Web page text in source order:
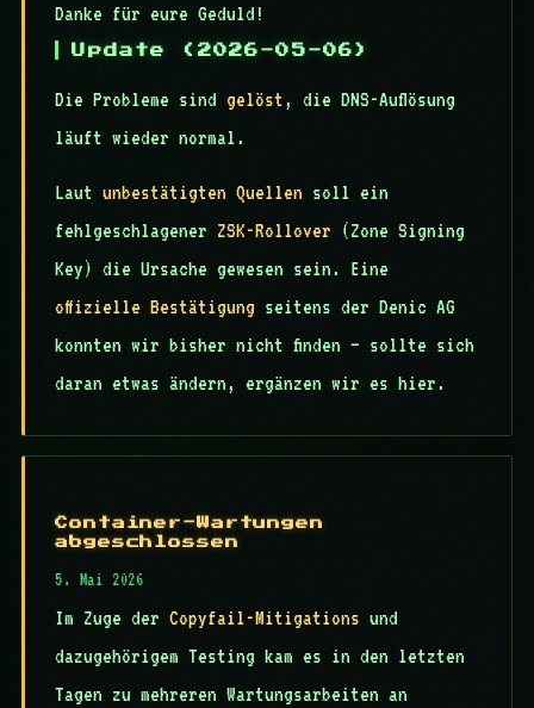
Danke für eure Geduld!
Update (2026-05-06)
Die Probleme sindgelöst, die DNS-Auflösung
läuft wieder normal.
Lautunbestätigten Quellen soll ein
fehlgeschlagener ZSK-Rollover (Zone Signing
Key) die Ursache gewesen sein. Eine
offizielle Bestätigung seitens der Denic AG
konnten wir bisher nicht finden — sollte sich
daran etwas ändern, ergänzen wir es hier.
Container-Wartungen
abgeschlossen
5. Mai 2026
Im Zuge derCopyfail-Mitigations und
dazugehörigem Testing kam es in den letzten
Tagen zu mehreren Wartungsarbeiten an